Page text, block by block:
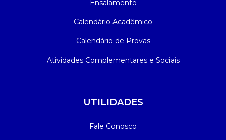
Ensalamento
Calendário Acadêmico
Calendário de Provas
Atividades Complementares e Sociais
UTILIDADES
Fale Conosco